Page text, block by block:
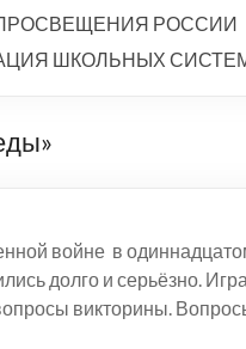
РОССИИ
ШКОЛЬНЫХ
войне в
долго и серьёзно.
викторины.